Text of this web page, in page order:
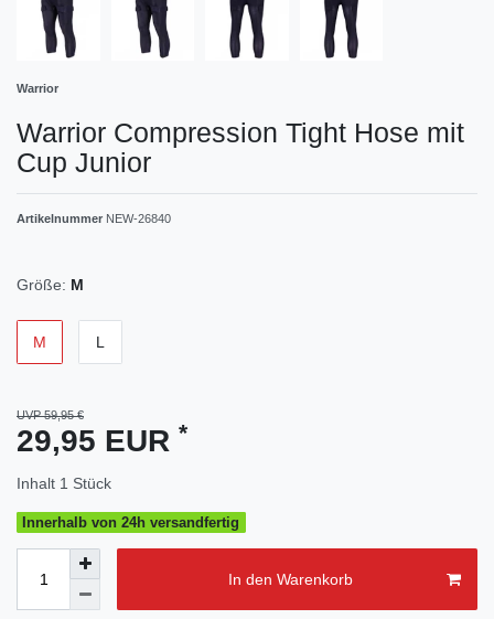
Warrior
Warrior Compression Tight Hose mit
Cup Junior
Artikelnummer NEW-26840
Größe: M
M L
UVP 59,95 €
29,95 EUR *
Inhalt 1 Stück
Innerhalb von 24h versandfertig
In den Warenkorb